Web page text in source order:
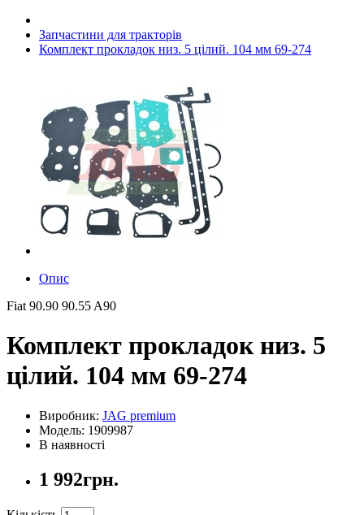
Запчастини для тракторів
Комплект прокладок низ. 5 цілий. 104 мм 69-274
Опис
Fiat 90.90 90.55 A90
Комплект прокладок низ. 5
цілий. 104 мм 69-274
Виробник: JAG premium
Модель: 1909987
В наявності
1 992грн.